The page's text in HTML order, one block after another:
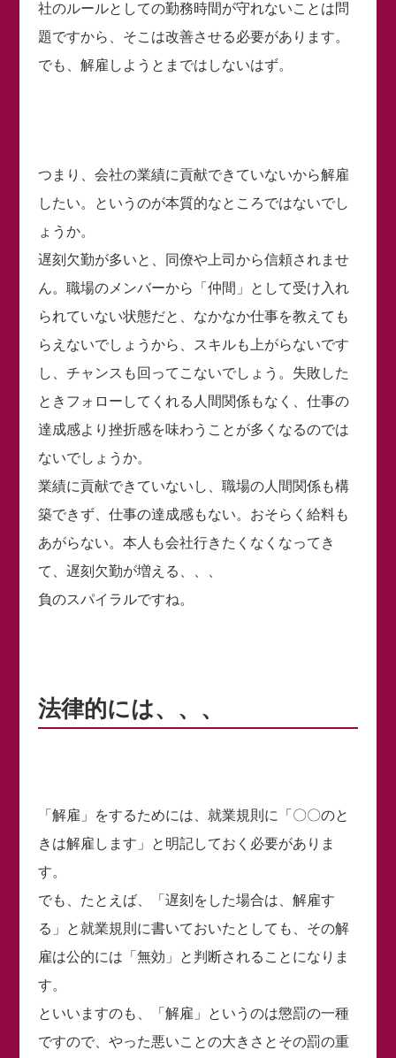
社のルールとしての勤務時間が守れないことは問
題ですから、そこは改善させる必要があります。
でも、解雇しようとまではしないはず。
つまり、会社の業績に貢献できていないから解雇
したい。というのが本質的なところではないでし
ょうか。
遅刻欠勤が多いと、同僚や上司から信頼されませ
ん。職場のメンバーから「仲間」として受け入れ
られていない状態だと、なかなか仕事を教えても
らえないでしょうから、スキルも上がらないです
し、チャンスも回ってこないでしょう。失敗した
ときフォローしてくれる人間関係もなく、仕事の
達成感より挫折感を味わうことが多くなるのでは
ないでしょうか。
業績に貢献できていないし、職場の人間関係も構
築できず、仕事の達成感もない。おそらく給料も
あがらない。本人も会社行きたくなくなってき
て、遅刻欠勤が増える、、、
負のスパイラルですね。
法律的には、、、
「解雇」をするためには、就業規則に「〇〇のと
きは解雇します」と明記しておく必要がありま
す。
でも、たとえば、「遅刻をした場合は、解雇す
る」と就業規則に書いておいたとしても、その解
雇は公的には「無効」と判断されることになりま
す。
といいますのも、「解雇」というのは懲罰の一種
ですので、やった悪いことの大きさとその罰の重